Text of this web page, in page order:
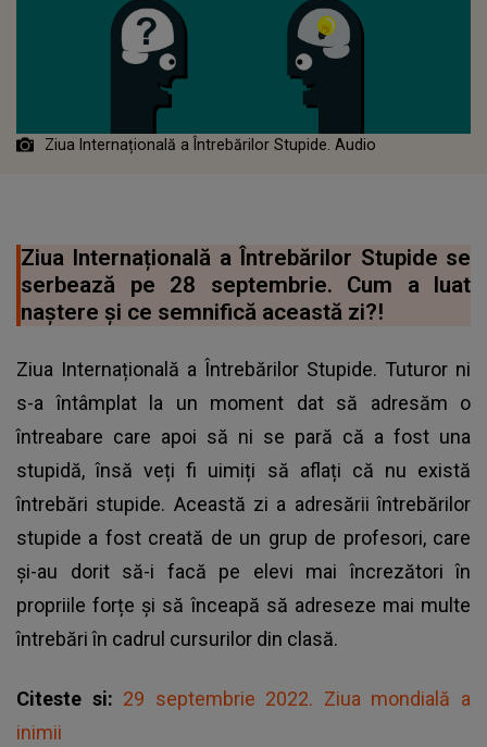
Ziua Internațională a Întrebărilor Stupide. Audio
Ziua Internațională a Întrebărilor Stupide se
serbează pe 28 septembrie. Cum a luat
naștere și ce semnifică această zi?!
Ziua Internațională a Întrebărilor Stupide. Tuturor ni
s-a întâmplat la un moment dat să adresăm o
întreabare care apoi să ni se pară că a fost una
stupidă, însă veți fi uimiți să aflați că nu există
întrebări stupide. Această zi a adresării întrebărilor
stupide a fost creată de un grup de profesori, care
și-au dorit să-i facă pe elevi mai încrezători în
propriile forțe și să înceapă să adreseze mai multe
întrebări în cadrul cursurilor din clasă.
Citeste si: 29 septembrie 2022. Ziua mondială a
inimii